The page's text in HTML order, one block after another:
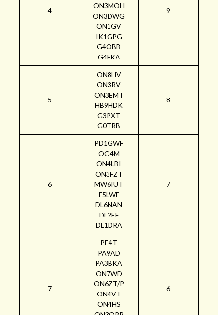
4
ON3MOH
ON3DWG
ON1GV
IK1GPG
G4OBB
G4FKA
9
5
ON8HV
ON3RV
ON3EMT
HB9HDK
G3PXT
G0TRB
8
6
PD1GWF
OO4M
ON4LBI
ON3FZT
MW6IUT
F5LWF
DL6NAN
DL2EF
DL1DRA
7
7
PE4T
PA9AD
PA3BKA
ON7WD
ON6ZT/P
ON4VT
ON4HS
6